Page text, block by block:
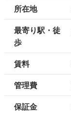
所在地
最寄り駅・徒
歩
賃料
管理費
保証金